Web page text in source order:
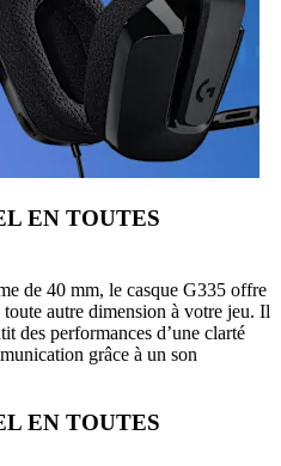
EN TOUTES
de 40 mm, le casque G335 offre
autre dimension à votre jeu. Il
des performances d’une clarté
grâce à un son
EN TOUTES